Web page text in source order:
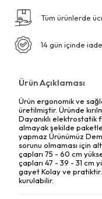
Tüm ürünlerde
14 gün içinde
Ürün Açıklaması
Ürün ergonomik ve
üretilmiştir. Üründe
Dayanıklı elektrostatik
almayak şekilde
yapmaz Ürünümüz
sorunu olmaması için
çapları 75 - 60 cm
çapları 47 - 39 - 31 cm
gayet Kolay ve
kurulabilir.